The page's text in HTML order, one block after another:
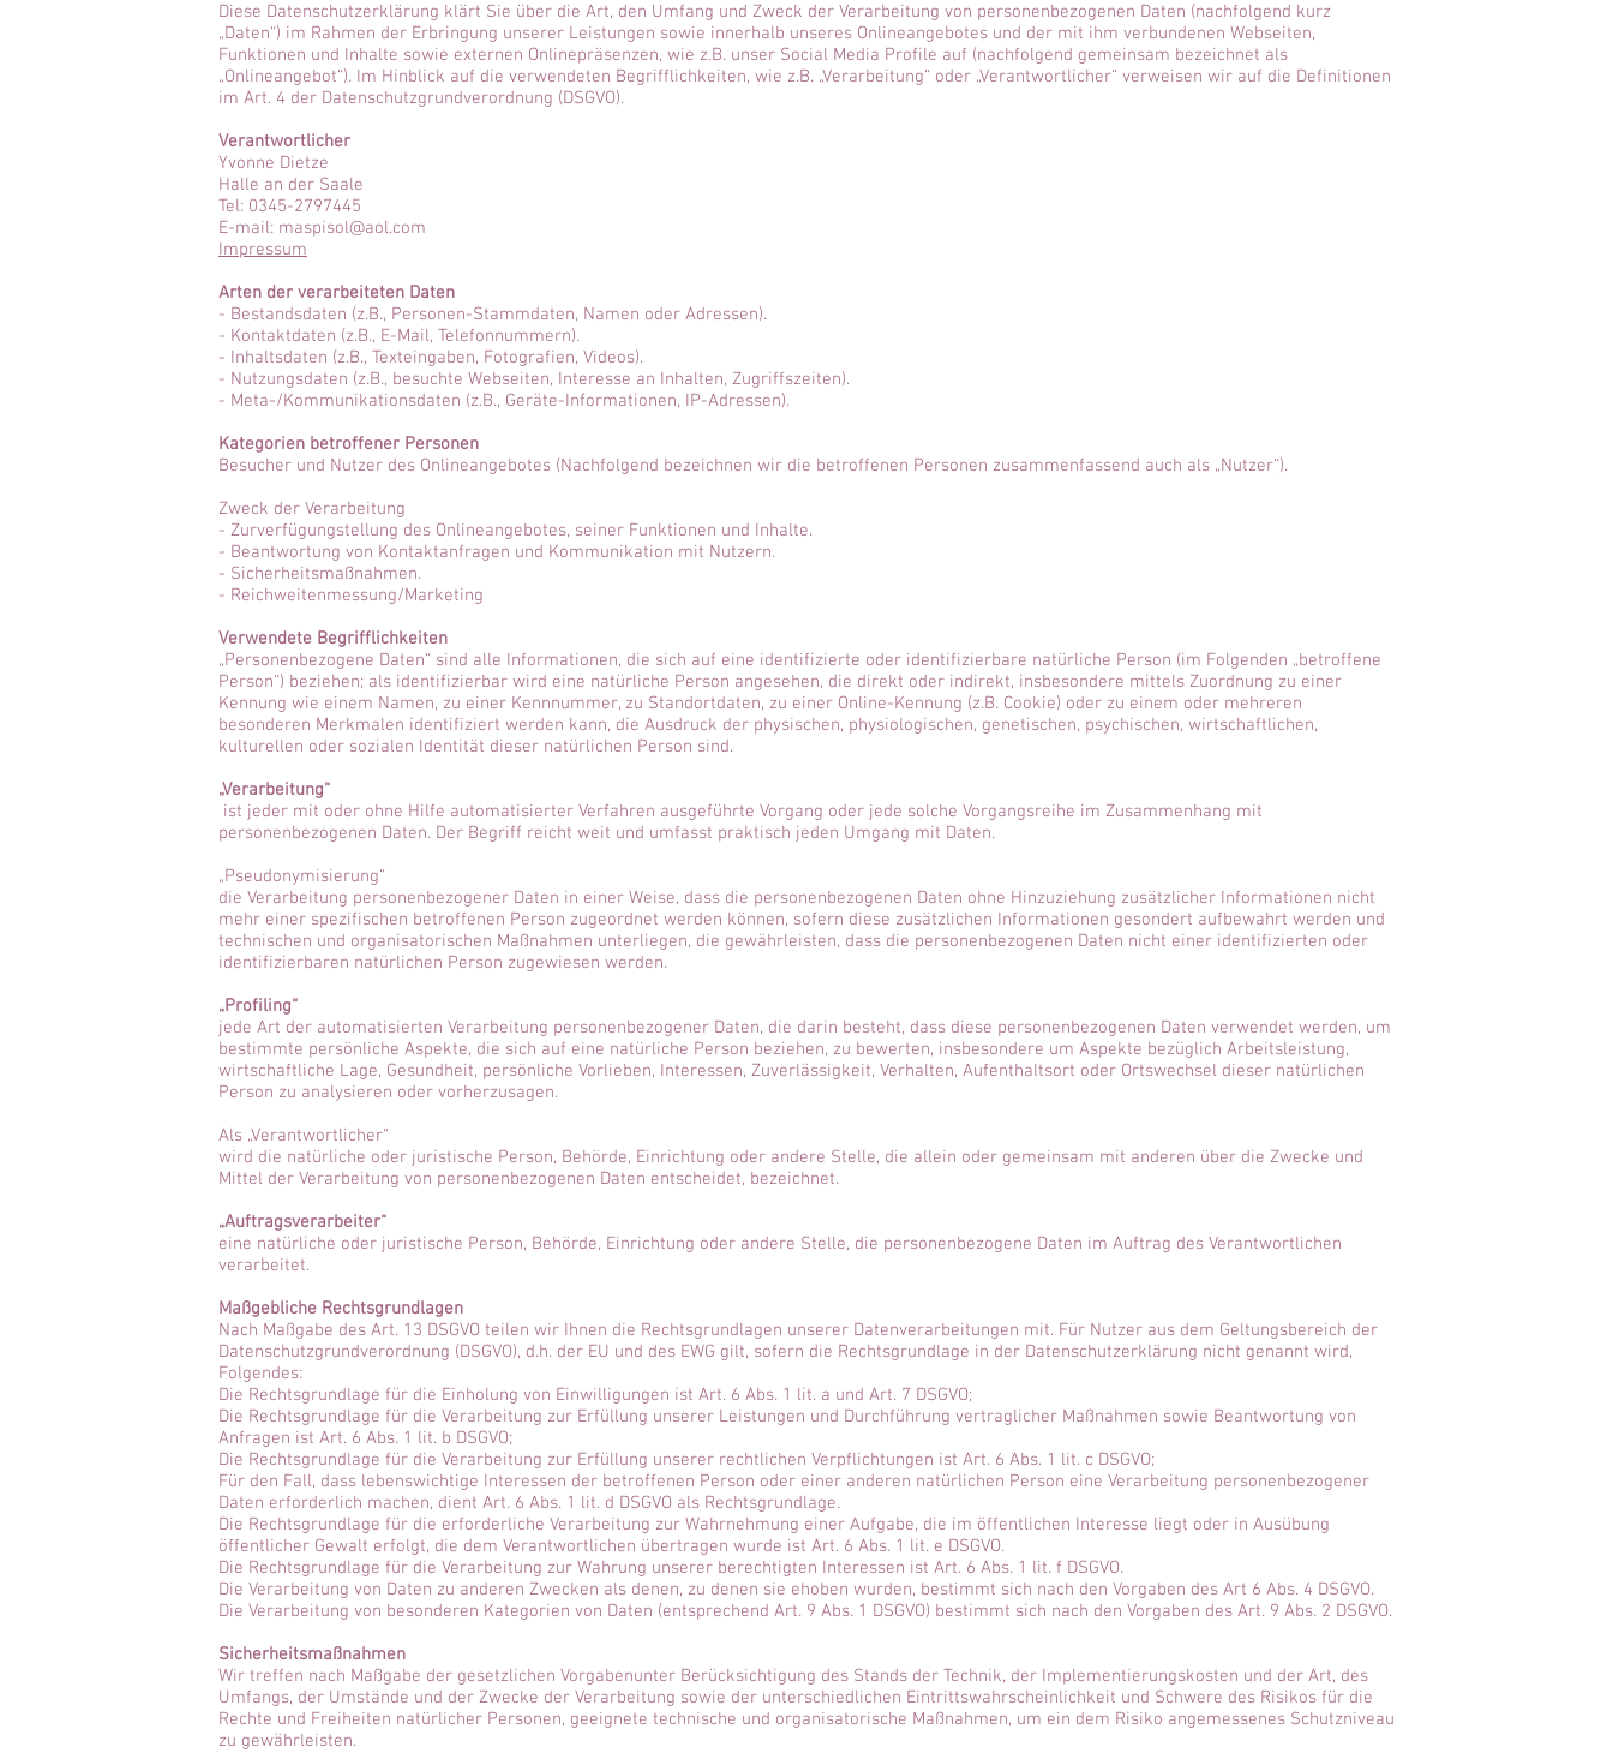
Diese Datenschutzerklärung klärt Sie über die Art, den Umfang und Zweck der Verarbeitung von personenbezogenen Daten (nachfolgend kurz
„Daten“) im Rahmen der Erbringung unserer Leistungen sowie innerhalb unseres Onlineangebotes und der mit ihm verbundenen Webseiten,
Funktionen und Inhalte sowie externen Onlinepräsenzen, wie z.B. unser Social Media Profile auf (nachfolgend gemeinsam bezeichnet als
„Onlineangebot“). Im Hinblick auf die verwendeten Begrifflichkeiten, wie z.B. „Verarbeitung“ oder „Verantwortlicher“ verweisen wir auf die Definitionen
im Art. 4 der Datenschutzgrundverordnung (DSGVO).
Verantwortlicher
Yvonne Dietze
Halle an der Saale
Tel: 0345-2797445
E-mail: maspisol@aol.com
Impressum
Arten der verarbeiteten Daten
- Bestandsdaten (z.B., Personen-Stammdaten, Namen oder Adressen).
- Kontaktdaten (z.B., E-Mail, Telefonnummern).
- Inhaltsdaten (z.B., Texteingaben, Fotografien, Videos).
- Nutzungsdaten (z.B., besuchte Webseiten, Interesse an Inhalten, Zugriffszeiten).
- Meta-/Kommunikationsdaten (z.B., Geräte-Informationen, IP-Adressen).
Kategorien betroffener Personen
Besucher und Nutzer des Onlineangebotes (Nachfolgend bezeichnen wir die betroffenen Personen zusammenfassend auch als „Nutzer“).
Zweck der Verarbeitung
- Zurverfügungstellung des Onlineangebotes, seiner Funktionen und Inhalte.
- Beantwortung von Kontaktanfragen und Kommunikation mit Nutzern.
- Sicherheitsmaßnahmen.
- Reichweitenmessung/Marketing
Verwendete Begrifflichkeiten
„Personenbezogene Daten“ sind alle Informationen, die sich auf eine identifizierte oder identifizierbare natürliche Person (im Folgenden „betroffene
Person“) beziehen; als identifizierbar wird eine natürliche Person angesehen, die direkt oder indirekt, insbesondere mittels Zuordnung zu einer
Kennung wie einem Namen, zu einer Kennnummer, zu Standortdaten, zu einer Online-Kennung (z.B. Cookie) oder zu einem oder mehreren
besonderen Merkmalen identifiziert werden kann, die Ausdruck der physischen, physiologischen, genetischen, psychischen, wirtschaftlichen,
kulturellen oder sozialen Identität dieser natürlichen Person sind.
„Verarbeitung“
ist jeder mit oder ohne Hilfe automatisierter Verfahren ausgeführte Vorgang oder jede solche Vorgangsreihe im Zusammenhang mit
personenbezogenen Daten. Der Begriff reicht weit und umfasst praktisch jeden Umgang mit Daten.
„Pseudonymisierung“
die Verarbeitung personenbezogener Daten in einer Weise, dass die personenbezogenen Daten ohne Hinzuziehung zusätzlicher Informationen nicht
mehr einer spezifischen betroffenen Person zugeordnet werden können, sofern diese zusätzlichen Informationen gesondert aufbewahrt werden und
technischen und organisatorischen Maßnahmen unterliegen, die gewährleisten, dass die personenbezogenen Daten nicht einer identifizierten oder
identifizierbaren natürlichen Person zugewiesen werden.
„Profiling“
jede Art der automatisierten Verarbeitung personenbezogener Daten, die darin besteht, dass diese personenbezogenen Daten verwendet werden, um
bestimmte persönliche Aspekte, die sich auf eine natürliche Person beziehen, zu bewerten, insbesondere um Aspekte bezüglich Arbeitsleistung,
wirtschaftliche Lage, Gesundheit, persönliche Vorlieben, Interessen, Zuverlässigkeit, Verhalten, Aufenthaltsort oder Ortswechsel dieser natürlichen
Person zu analysieren oder vorherzusagen.
Als „Verantwortlicher“
wird die natürliche oder juristische Person, Behörde, Einrichtung oder andere Stelle, die allein oder gemeinsam mit anderen über die Zwecke und
Mittel der Verarbeitung von personenbezogenen Daten entscheidet, bezeichnet.
„Auftragsverarbeiter“
eine natürliche oder juristische Person, Behörde, Einrichtung oder andere Stelle, die personenbezogene Daten im Auftrag des Verantwortlichen
verarbeitet.
Maßgebliche Rechtsgrundlagen
Nach Maßgabe des Art. 13 DSGVO teilen wir Ihnen die Rechtsgrundlagen unserer Datenverarbeitungen mit. Für Nutzer aus dem Geltungsbereich der
Datenschutzgrundverordnung (DSGVO), d.h. der EU und des EWG gilt, sofern die Rechtsgrundlage in der Datenschutzerklärung nicht genannt wird,
Folgendes:
Die Rechtsgrundlage für die Einholung von Einwilligungen ist Art. 6 Abs. 1 lit. a und Art. 7 DSGVO;
Die Rechtsgrundlage für die Verarbeitung zur Erfüllung unserer Leistungen und Durchführung vertraglicher Maßnahmen sowie Beantwortung von
Anfragen ist Art. 6 Abs. 1 lit. b DSGVO;
Die Rechtsgrundlage für die Verarbeitung zur Erfüllung unserer rechtlichen Verpflichtungen ist Art. 6 Abs. 1 lit. c DSGVO;
Für den Fall, dass lebenswichtige Interessen der betroffenen Person oder einer anderen natürlichen Person eine Verarbeitung personenbezogener
Daten erforderlich machen, dient Art. 6 Abs. 1 lit. d DSGVO als Rechtsgrundlage.
Die Rechtsgrundlage für die erforderliche Verarbeitung zur Wahrnehmung einer Aufgabe, die im öffentlichen Interesse liegt oder in Ausübung
öffentlicher Gewalt erfolgt, die dem Verantwortlichen übertragen wurde ist Art. 6 Abs. 1 lit. e DSGVO.
Die Rechtsgrundlage für die Verarbeitung zur Wahrung unserer berechtigten Interessen ist Art. 6 Abs. 1 lit. f DSGVO.
Die Verarbeitung von Daten zu anderen Zwecken als denen, zu denen sie ehoben wurden, bestimmt sich nach den Vorgaben des Art 6 Abs. 4 DSGVO.
Die Verarbeitung von besonderen Kategorien von Daten (entsprechend Art. 9 Abs. 1 DSGVO) bestimmt sich nach den Vorgaben des Art. 9 Abs. 2 DSGVO.
Sicherheitsmaßnahmen
Wir treffen nach Maßgabe der gesetzlichen Vorgabenunter Berücksichtigung des Stands der Technik, der Implementierungskosten und der Art, des
Umfangs, der Umstände und der Zwecke der Verarbeitung sowie der unterschiedlichen Eintrittswahrscheinlichkeit und Schwere des Risikos für die
Rechte und Freiheiten natürlicher Personen, geeignete technische und organisatorische Maßnahmen, um ein dem Risiko angemessenes Schutzniveau
zu gewährleisten.